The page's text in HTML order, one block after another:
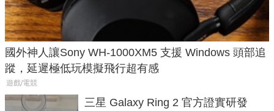
國外神人讓Sony WH-1000XM5 支援 Windows 頭部追
蹤，延遲極低玩模擬飛行超有感
遊戲/電競
三星 Galaxy Ring 2 官方證實研發